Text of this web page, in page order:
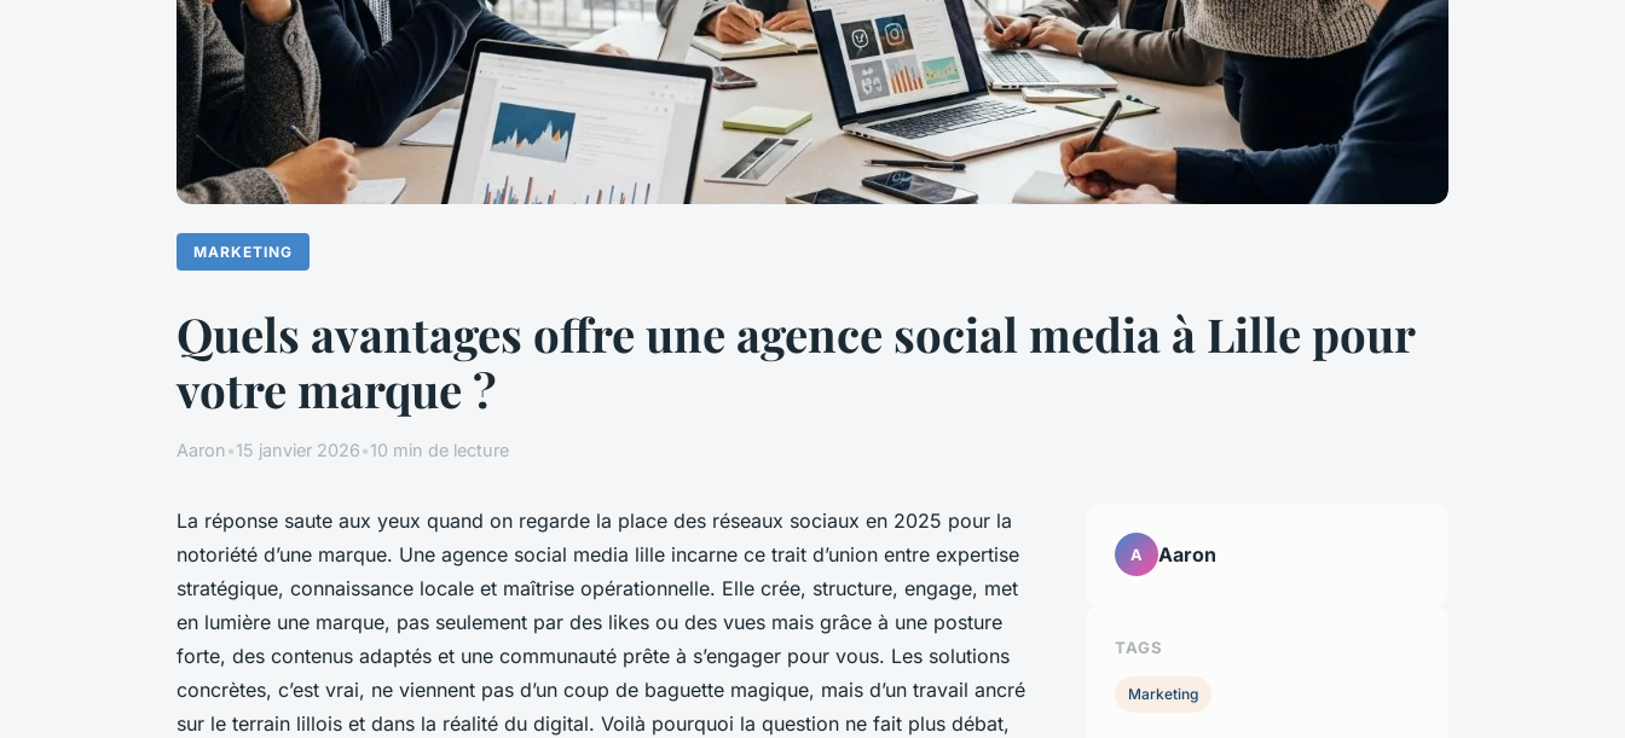
MARKETING
Quels avantages offre une agence social media à Lille pour
votre marque ?
Aaron•15 janvier 2026•10 min de lecture
La réponse saute aux yeux quand on regarde la place des réseaux sociaux en 2025 pour la
notoriété d’une marque. Une agence social media lille incarne ce trait d’union entre expertise
stratégique, connaissance locale et maîtrise opérationnelle. Elle crée, structure, engage, met
en lumière une marque, pas seulement par des likes ou des vues mais grâce à une posture
forte, des contenus adaptés et une communauté prête à s’engager pour vous. Les solutions
concrètes, c’est vrai, ne viennent pas d’un coup de baguette magique, mais d’un travail ancré
sur le terrain lillois et dans la réalité du digital. Voilà pourquoi la question ne fait plus débat,
A Aaron
TAGS
Marketing